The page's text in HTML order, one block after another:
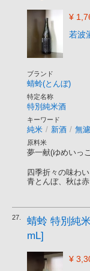
¥
若波
ブランド
蜻蛉(とんぼ)
特定名称
特別純米酒
キーワード
純米 / 新酒 / 無
原料米
夢一献(ゆめいっ
四季折々の味わ
青とんぼ、秋は
27.
蜻蛉 特別純
mL]
¥